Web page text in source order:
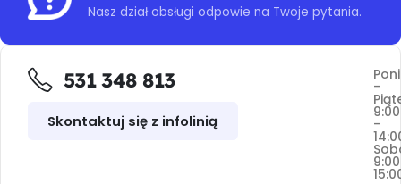
Nasz dział obsługi odpowie na Twoje pytania.
531 348 813
Skontaktuj się z infolinią
-
9:00
-